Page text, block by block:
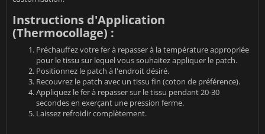
Instructions d'Application
(Thermocollage) :
Préchauffez votre fer à repasser à la température appropriée
pour le tissu sur lequel vous souhaitez appliquer le patch.
Positionnez le patch à l'endroit désiré.
Recouvrez le patch avec un tissu fin (coton de préférence).
Appliquez le fer à repasser sur le tissu pendant 20-30
secondes en exerçant une pression ferme.
Laissez refroidir complètement.